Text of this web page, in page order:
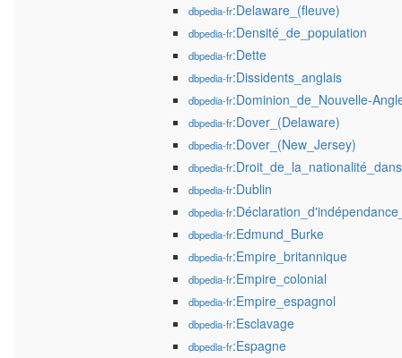
dbpedia-fr:Delaware_(fleuve)
dbpedia-fr:Densité_de_population
dbpedia-fr:Dette
dbpedia-fr:Dissidents_anglais
dbpedia-fr:Dominion_de_Nouvelle-
dbpedia-fr:Dover_(Delaware)
dbpedia-fr:Dover_(New_Jersey)
dbpedia-fr
dbpedia-fr:Dublin
dbpedia-fr
dbpedia-fr:Edmund_Burke
dbpedia-fr:Empire_britannique
dbpedia-fr:Empire_colonial
dbpedia-fr:Empire_espagnol
dbpedia-fr:Esclavage
dbpedia-fr:Espagne